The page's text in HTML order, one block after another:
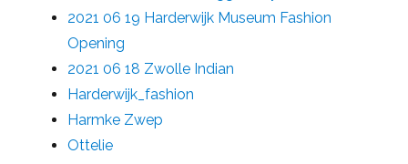
2021 06 19 Harderwijk Museum Fashion
Opening
2021 06 18 Zwolle Indian
Harderwijk_fashion
Harmke Zwep
Ottelie